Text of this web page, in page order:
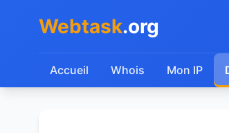
Webtask.org
Accueil Whois Mon IP